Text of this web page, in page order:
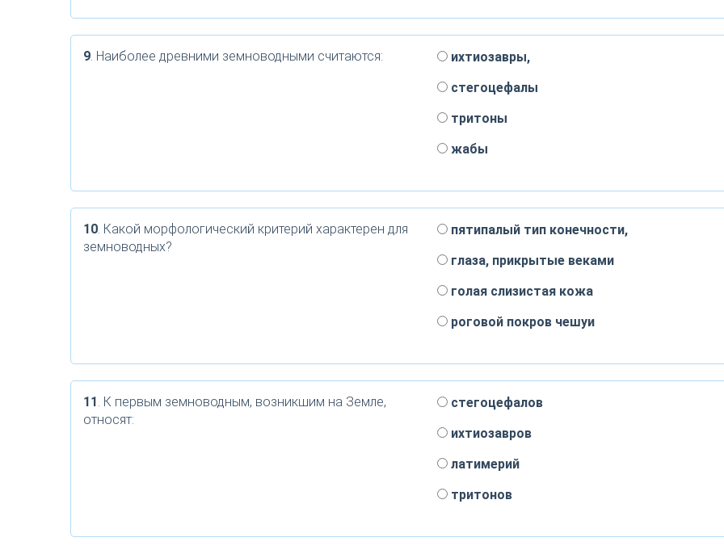
9. Наиболее древними земноводными считаются:
ихтиозавры,
стегоцефалы
тритоны
жабы
10. Какой морфологический критерий характерен для
земноводных?
пятипалый тип конечности,
глаза, прикрытые веками
голая слизистая кожа
роговой покров чешуи
11. К первым земноводным, возникшим на Земле,
относят:
стегоцефалов
ихтиозавров
латимерий
тритонов